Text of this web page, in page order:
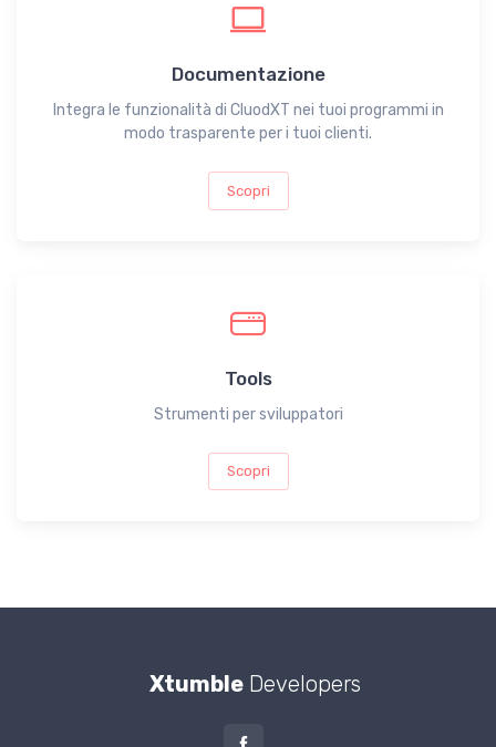
Documentazione
Integra le funzionalità di CluodXT nei tuoi programmi in
modo trasparente per i tuoi clienti.
Scopri
Tools
Strumenti per sviluppatori
Scopri
XtumbleDevelopers